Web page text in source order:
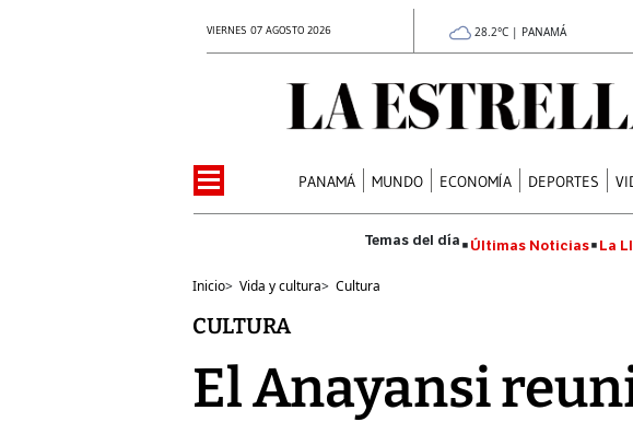
VIERNES 07 AGOSTO 2026 28.2°C | PANAMÁ
PANAMÁ MUNDO ECONOMÍA DEPORTES
Últimas Noticias La
Inicio> Vida y cultura> Cultura
CULTURA
El Anayansi